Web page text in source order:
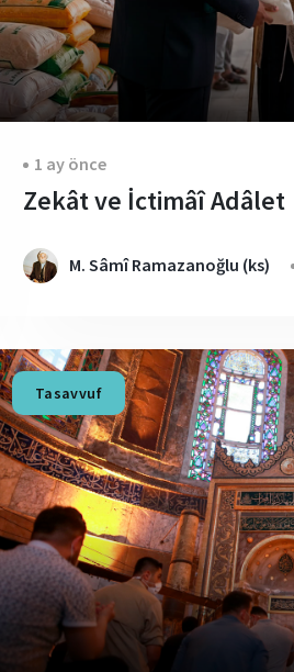
1 ay önce
Zekât ve İctimâî Adâlet
M. Sâmî Ramazanoğlu (ks)
Tasavvuf